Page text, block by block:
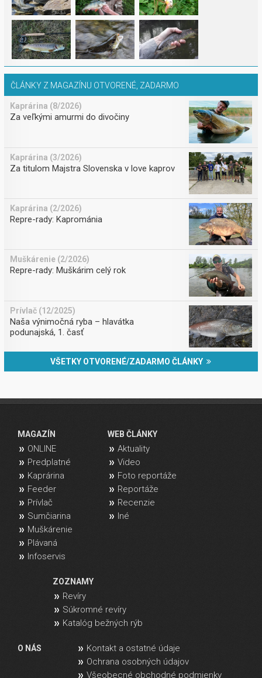
ČLÁNKY Z MAGAZÍNU OTVORENÉ, ZADARMO
Kaprárina (8/2026)
Za veľkými amurmi do divočiny
Kaprárina (3/2026)
Za titulom Majstra Slovenska v love kaprov
Kaprárina (2/2026)
Repre-rady: Kaprománia
Muškárenie (2/2026)
Repre-rady: Muškárim celý rok
Prívlač (12/2025)
Naša výnimočná ryba – hlavátka
podunajská, 1. časť
VŠETKY OTVORENÉ/ZADARMO ČLÁNKY
MAGAZÍN
ONLINE
Predplatné
Kaprárina
Feeder
Prívlač
Sumčiarina
Muškárenie
Plávaná
Infoservis
WEB ČLÁNKY
Aktuality
Video
Foto reportáže
Reportáže
Recenzie
Iné
ZOZNAMY
Revíry
Súkromné revíry
Katalóg bežných rýb
O NÁS
Kontakt a ostatné údaje
Ochrana osobných údajov
Všeobecné obchodné podmienky